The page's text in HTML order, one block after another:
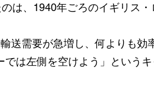
は、1940年ごろのイギリス
送需要が急増し、何よりも効
は左側を空けよう」という